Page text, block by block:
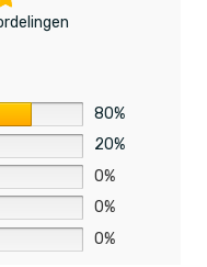
80%
20%
0%
0%
0%